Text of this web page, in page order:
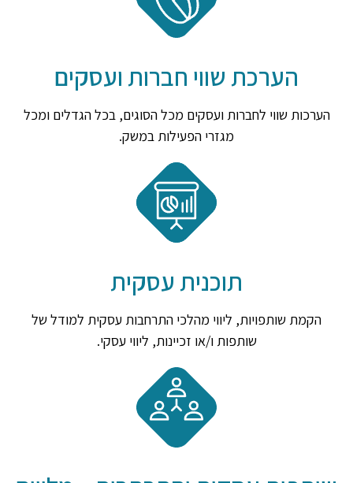
הערכת שווי חברות ועסקים
הערכות שווי לחברות ועסקים מכל הסוגים, בכל הגדלים ומכל
מגזרי הפעילות במשק.
תוכנית עסקית
הקמת שותפויות, ליווי מהלכי התרחבות עסקית למודל של
שותפות ו/או זכיינות, ליווי עסקי.